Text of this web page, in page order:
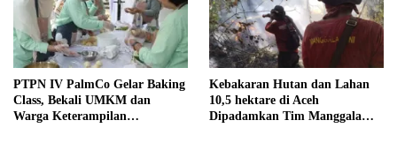
PTPN IV PalmCo Gelar Baking
Class, Bekali UMKM dan
Warga Keterampilan
Kebakaran Hutan dan Lahan
10,5 hektare di Aceh
Dipadamkan Tim Manggala